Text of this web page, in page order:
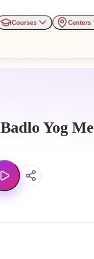
Courses Centers
Yog Me